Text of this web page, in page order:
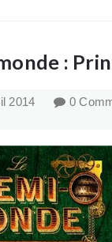
:
2014 0